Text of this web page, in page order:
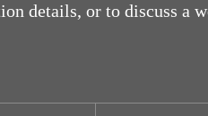
details, or to discuss a